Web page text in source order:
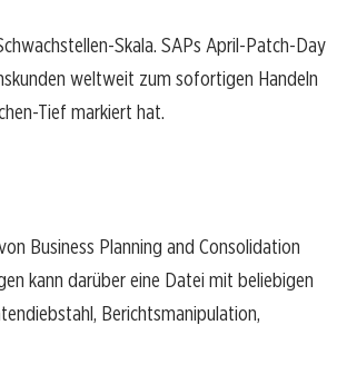
Skala. SAPs April-Patch-Day
weltweit zum sofortigen Handeln
Tief markiert hat.
Business Planning and Consolidation
kann darüber eine Datei mit beliebigen
Berichtsmanipulation,